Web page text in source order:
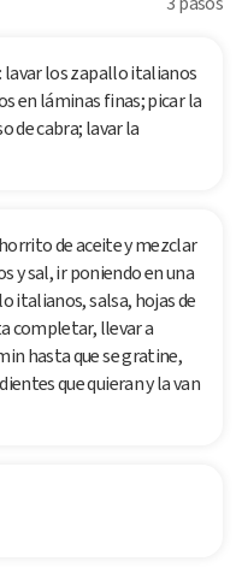
lavar los zapallo italianos
en láminas finas; picar la
de cabra; lavar la
de aceite y mezclar
y sal, ir poniendo en una
italianos, salsa, hojas de
completar, llevar a
hasta que se gratine,
que quieran y la van